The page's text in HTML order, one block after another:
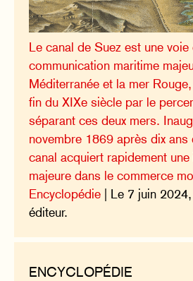
Le canal de Suez est une voie
communication maritime
Méditerranée et la mer
fin du XIXe siècle par le
séparant ces deux mers.
novembre 1869 après dix ans
canal acquiert rapidement
majeure dans le commerce
Encyclopédie | Le 7 juin
éditeur.
ENCYCLOPÉDIE